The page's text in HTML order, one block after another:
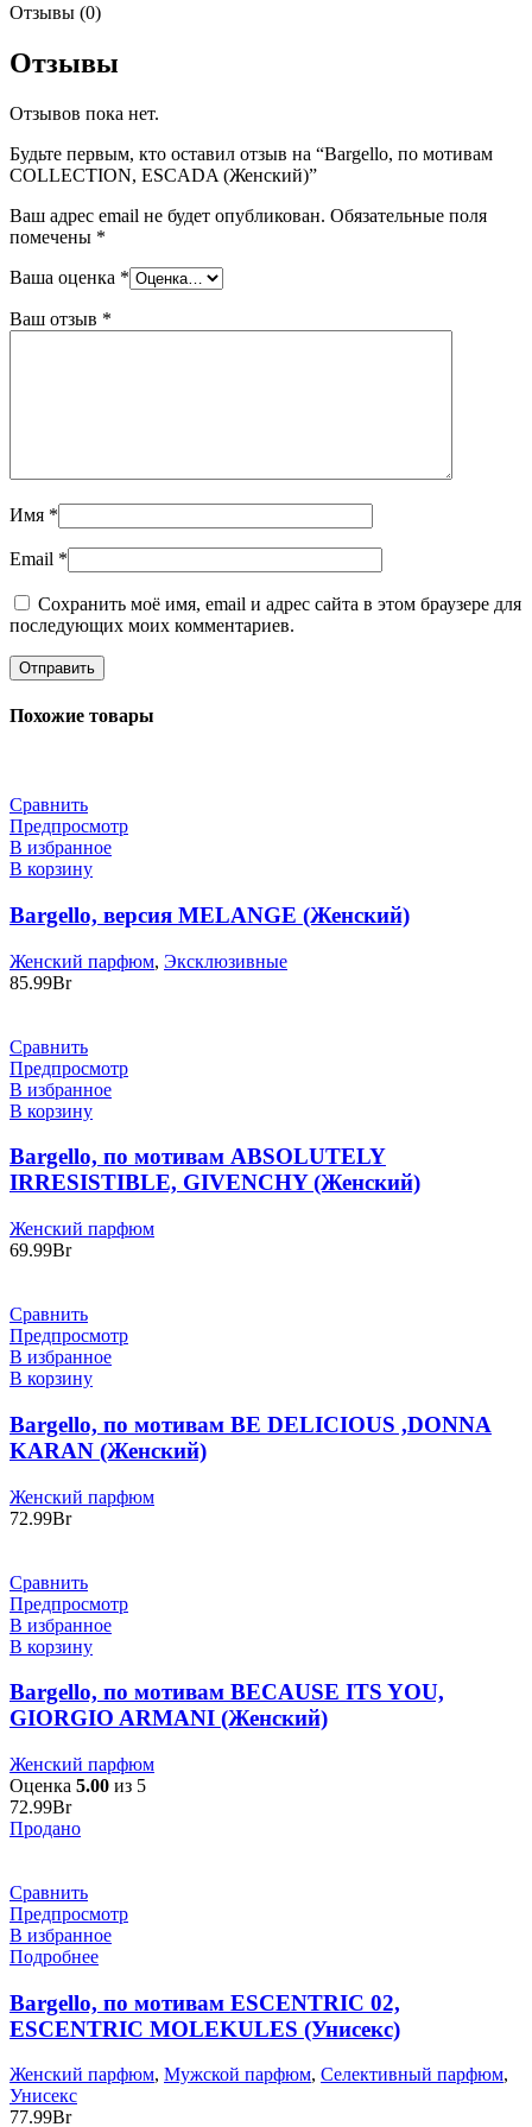
Отзывы (0)
Отзывы
Отзывов пока нет.
Будьте первым, кто оставил отзыв на “Bargello, по мотивам
COLLECTION, ESCADA (Женский)”
Ваш адрес email не будет опубликован. Обязательные поля
помечены *
Ваша оценка *
Ваш отзыв *
Имя *
Email *
Сохранить моё имя, email и адрес сайта в этом браузере для
последующих моих комментариев.
Похожие товары
Сравнить
Предпросмотр
В избранное
В корзину
Bargello, версия MELANGE (Женский)
Женский парфюм, Эксклюзивные
85.99Br
Сравнить
Предпросмотр
В избранное
В корзину
Bargello, по мотивам ABSOLUTELY
IRRESISTIBLE, GIVENCHY (Женский)
Женский парфюм
69.99Br
Сравнить
Предпросмотр
В избранное
В корзину
Bargello, по мотивам BE DELICIOUS ,DONNA
KARAN (Женский)
Женский парфюм
72.99Br
Сравнить
Предпросмотр
В избранное
В корзину
Bargello, по мотивам BECAUSE ITS YOU,
GIORGIO ARMANI (Женский)
Женский парфюм
Оценка 5.00 из 5
72.99Br
Продано
Сравнить
Предпросмотр
В избранное
Подробнее
Bargello, по мотивам ESCENTRIC 02,
ESCENTRIC MOLEKULES (Унисекс)
Женский парфюм, Мужской парфюм, Селективный парфюм,
Унисекс
77.99Br